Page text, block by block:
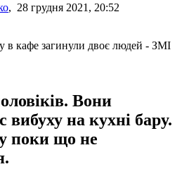
, 28 грудня 2021, 20:52
Вони
вибуху на кухні бару.
поки що не